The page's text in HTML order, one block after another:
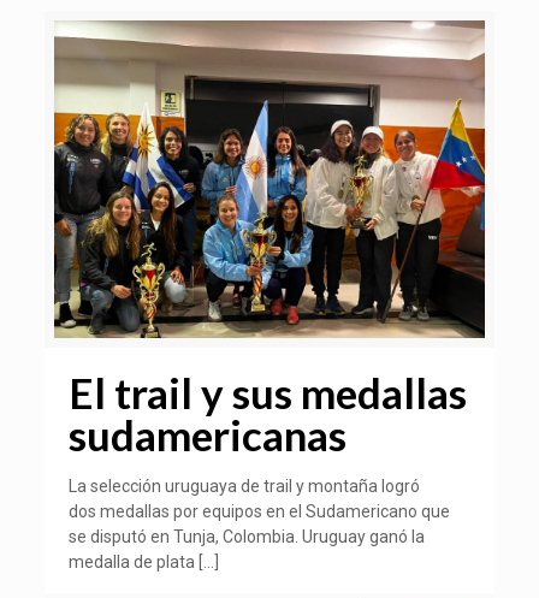
El trail y sus medallas
sudamericanas
La selección uruguaya de trail y montaña logró
dos medallas por equipos en el Sudamericano que
se disputó en Tunja, Colombia. Uruguay ganó la
medalla de plata